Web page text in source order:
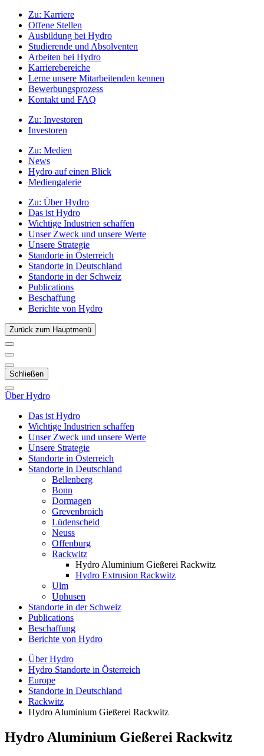
Zu: Karriere
Offene Stellen
Ausbildung bei Hydro
Studierende und Absolventen
Arbeiten bei Hydro
Karrierebereiche
Lerne unsere Mitarbeitenden kennen
Bewerbungsprozess
Kontakt und FAQ
Zu: Investoren
Investoren
Zu: Medien
News
Hydro auf einen Blick
Mediengalerie
Zu: Über Hydro
Das ist Hydro
Wichtige Industrien schaffen
Unser Zweck und unsere Werte
Unsere Strategie
Standorte in Österreich
Standorte in Deutschland
Standorte in der Schweiz
Publications
Beschaffung
Berichte von Hydro
Zurück zum Hauptmenü
Schließen
Über Hydro
Das ist Hydro
Wichtige Industrien schaffen
Unser Zweck und unsere Werte
Unsere Strategie
Standorte in Österreich
Standorte in Deutschland
Bellenberg
Bonn
Dormagen
Grevenbroich
Lüdenscheid
Neuss
Offenburg
Rackwitz
Hydro Aluminium Gießerei Rackwitz
Hydro Extrusion Rackwitz
Ulm
Uphusen
Standorte in der Schweiz
Publications
Beschaffung
Berichte von Hydro
Über Hydro
Hydro Standorte in Österreich
Europe
Standorte in Deutschland
Rackwitz
Hydro Aluminium Gießerei Rackwitz
Hydro Aluminium Gießerei Rackwitz